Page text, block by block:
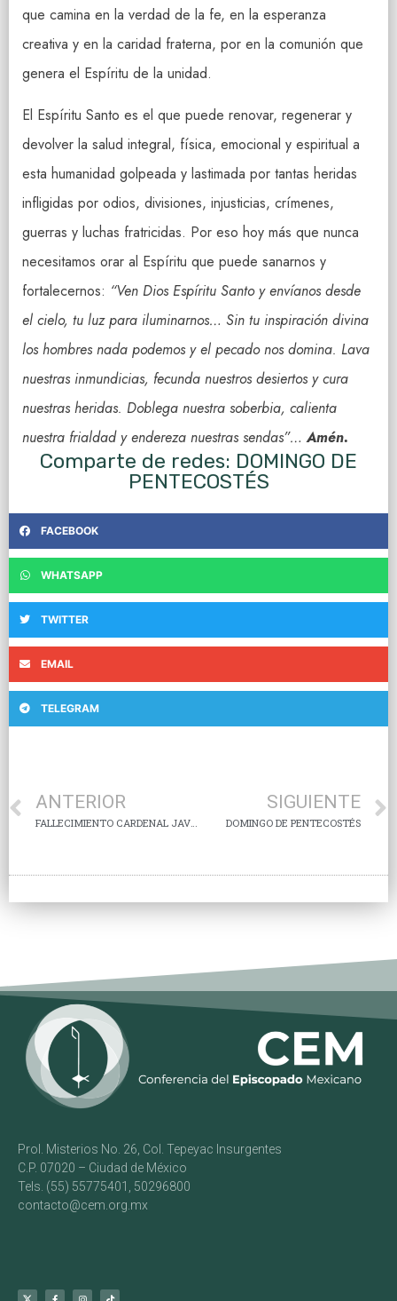
que camina en la verdad de la fe, en la esperanza
creativa y en la caridad fraterna, por en la comunión que
genera el Espíritu de la unidad.
El Espíritu Santo es el que puede renovar, regenerar y
devolver la salud integral, física, emocional y espiritual a
esta humanidad golpeada y lastimada por tantas heridas
infligidas por odios, divisiones, injusticias, crímenes,
guerras y luchas fratricidas. Por eso hoy más que nunca
necesitamos orar al Espíritu que puede sanarnos y
fortalecernos: “Ven Dios Espíritu Santo y envíanos desde
el cielo, tu luz para iluminarnos… Sin tu inspiración divina
los hombres nada podemos y el pecado nos domina. Lava
nuestras inmundicias, fecunda nuestros desiertos y cura
nuestras heridas. Doblega nuestra soberbia, calienta
nuestra frialdad y endereza nuestras sendas”…Amén.
Comparte de redes: DOMINGO DE
PENTECOSTÉS
FACEBOOK
WHATSAPP
TWITTER
EMAIL
TELEGRAM
ANTERIOR
FALLECIMIENTO CARDENAL JAVIER LOZANO BARRAGÁN
SIGUIENTE
DOMINGO DE PENTECOSTÉS
Prol. Misterios No. 26, Col. Tepeyac Insurgentes
C.P. 07020 – Ciudad de México
Tels. (55) 55775401, 50296800
contacto@cem.org.mx